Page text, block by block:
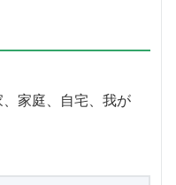
家庭、自宅、我が